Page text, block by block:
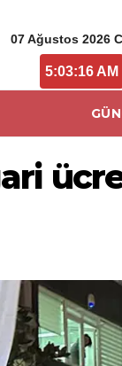
07 Ağustos 2026
5:03:16 AM